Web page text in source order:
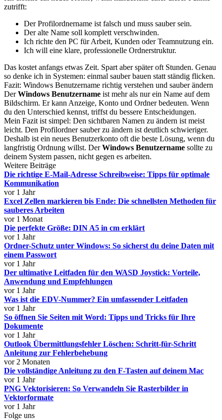
zutrifft:
Der Profilordnername ist falsch und muss sauber sein.
Der alte Name soll komplett verschwinden.
Ich richte den PC für Arbeit, Kunden oder Teamnutzung ein.
Ich will eine klare, professionelle Ordnerstruktur.
Das kostet anfangs etwas Zeit. Spart aber später oft Stunden. Genau
so denke ich in Systemen: einmal sauber bauen statt ständig flicken.
Fazit: Windows Benutzername richtig verstehen und sauber ändern
DerWindows Benutzername ist mehr als nur ein Name auf dem
Bildschirm. Er kann Anzeige, Konto und Ordner bedeuten. Wenn
du den Unterschied kennst, triffst du bessere Entscheidungen.
Mein Fazit ist simpel: Den sichtbaren Namen zu ändern ist meist
leicht. Den Profilordner sauber zu ändern ist deutlich schwieriger.
Deshalb ist ein neues Benutzerkonto oft die beste Lösung, wenn du
langfristig Ordnung willst. DerWindows Benutzername sollte zu
deinem System passen, nicht gegen es arbeiten.
Weitere Beiträge
Die richtige E-Mail-Adresse Schreibweise: Tipps für optimale
Kommunikation
vor 1 Jahr
Excel Zellen markieren bis Ende: Die schnellsten Methoden für
sauberes Arbeiten
vor 1 Monat
Die perfekte Größe: DIN A5 in cm erklärt
vor 1 Jahr
Ordner-Schutz unter Windows: So sicherst du deine Daten mit
einem Passwort
vor 1 Jahr
Der ultimative Leitfaden für den WASD Joystick: Vorteile,
Anwendung und Empfehlungen
vor 1 Jahr
Was ist die EDV-Nummer? Ein umfassender Leitfaden
vor 1 Jahr
So öffnen Sie Seiten mit Word: Tipps und Tricks für Ihre
Dokumente
vor 1 Jahr
Outlook Übermittlungsfehler Löschen: Schritt-für-Schritt
Anleitung zur Fehlerbehebung
vor 2 Monaten
Die vollständige Anleitung zu den F-Tasten auf deinem Mac
vor 1 Jahr
PNG Vektorisieren: So Verwandeln Sie Rasterbilder in
Vektorformate
vor 1 Jahr
Folge uns